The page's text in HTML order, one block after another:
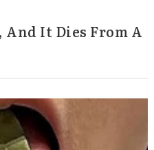
And It Dies From A